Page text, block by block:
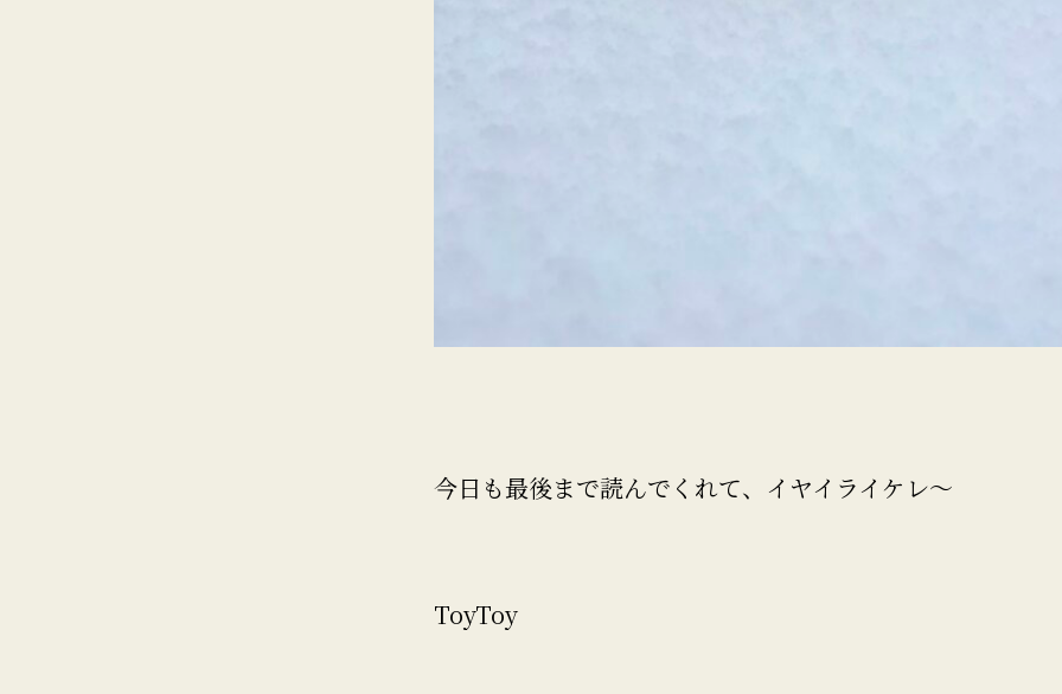
今日も最後まで読んでくれて、イヤイライケレ〜
ToyToy